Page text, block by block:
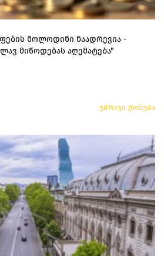
მოლოდინი ნაადრევია -
მიწოდებას აღემატება"
უძრავი ქონება